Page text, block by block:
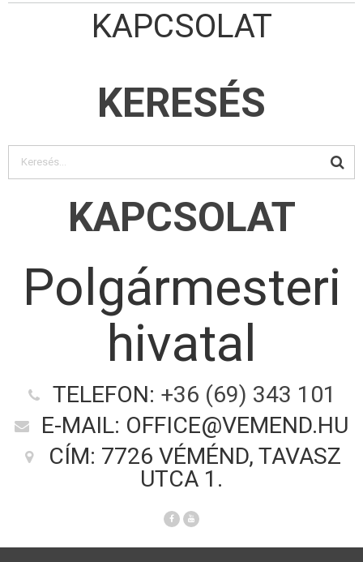
KAPCSOLAT
KERESÉS
KAPCSOLAT
Polgármesteri
hivatal
TELEFON: +36 (69) 343 101
E-MAIL: OFFICE@VEMEND.HU
CÍM: 7726 VÉMÉND, TAVASZ
UTCA 1.